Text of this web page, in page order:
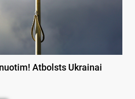
Atbolsts Ukrainai